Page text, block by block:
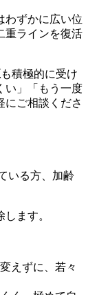
わずかに広い位
重ラインを復活
も積極的に受け
い」「もう一度
にご相談くださ
いる方、加齢
ます。
えずに、若々